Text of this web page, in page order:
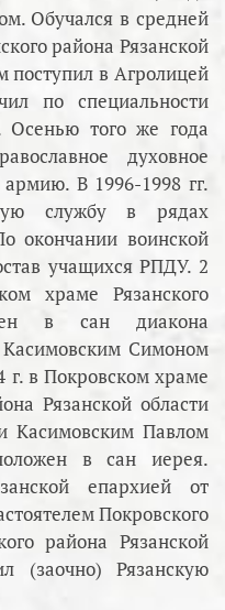
Обучался в средней
района Рязанской
поступил в Агролицей
по специальности
Осенью того же года
духовное
В 1996-1998 гг.
службу в рядах
окончании воинской
учащихся РПДУ. 2
храме Рязанского
в сан диакона
Симоном
в Покровском храме
Рязанской области
Касимовским Павлом
в сан иерея.
епархией от
Покровского
района Рязанской
(заочно) Рязанскую